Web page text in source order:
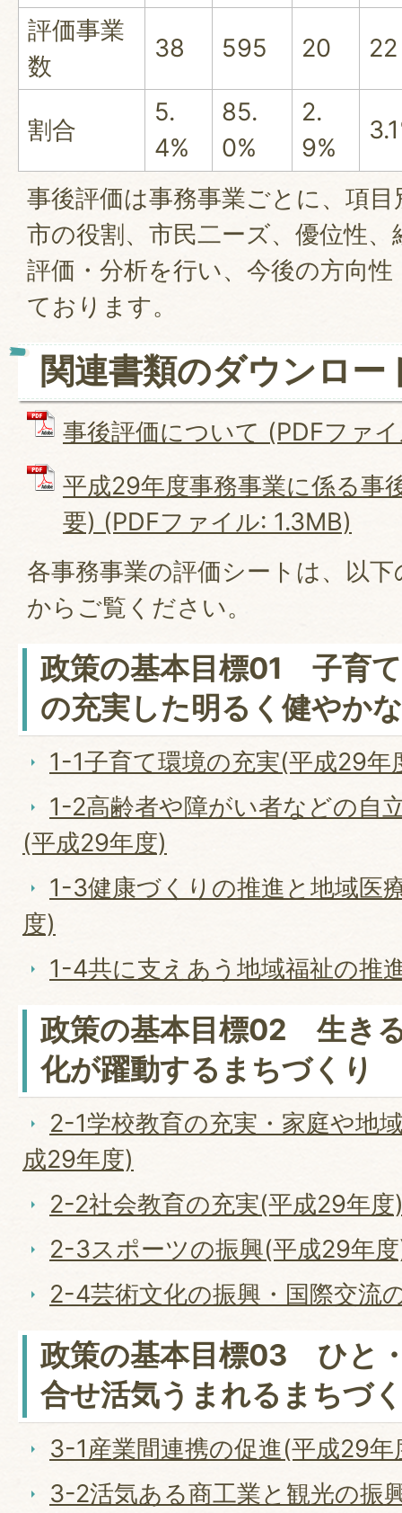
評価事業
数
38 595 20 22
割合
5.
4%
85.
0%
2.
9%
事後評価は事務事業ごとに、項
市の役割、市民二ーズ、優位性
評価・分析を行い、今後の方向
ております。
関連書類のダウンロー
事後評価について (PDFファ
平成29年度事務事業に係る事
要) (PDFファイル: 1.3MB)
各事務事業の評価シートは、以
からご覧ください。
政策の基本目標01 子育
の充実した明るく健やか
1-1子育て環境の充実(平成29年
1-2高齢者や障がい者などの自
(平成29年度)
1-3健康づくりの推進と地域医
度)
1-4共に支えあう地域福祉の推
政策の基本目標02 生き
化が躍動するまちづくり
2-1学校教育の充実・家庭や地
成29年度)
2-2社会教育の充実(平成29年度
2-3スポーツの振興(平成29年
2-4芸術文化の振興・国際交流
政策の基本目標03 ひと
合せ活気うまれるまちづ
3-1産業間連携の促進(平成29年
3-2活気ある商工業と観光の振